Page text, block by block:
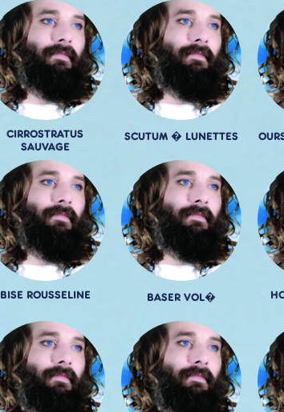
CIRROSTRATUS
SAUVAGE
SCUTUM � LUNETTES
BISE ROUSSELINE BASER VOL�